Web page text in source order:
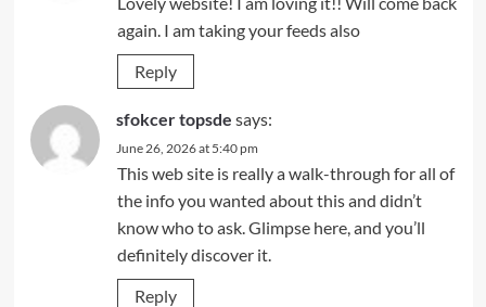
again. I am taking your feeds also
Reply
sfokcer topsde says:
June 26, 2026 at 5:40 pm
This web site is really a walk-through for all of
the info you wanted about this and didn’t
know who to ask. Glimpse here, and you’ll
definitely discover it.
Reply